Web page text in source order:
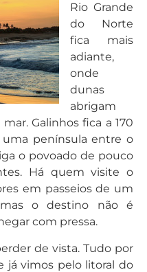
Rio Grande
do Norte
fica mais
adiante,
onde
dunas
abrigam
Galinhos fica a 170
península entre o
o povoado de pouco
Há quem visite o
em passeios de um
o destino não é
com pressa.
de vista. Tudo por
já vimos pelo litoral do